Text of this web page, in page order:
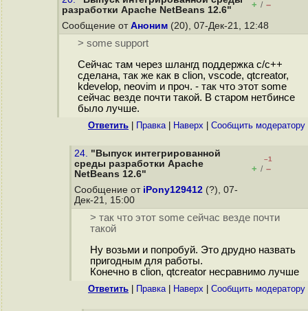
разработки Apache NetBeans 12.6"
+ / –
Сообщение от Аноним (20), 07-Дек-21, 12:48
> some support
Сейчас там через шлангд поддержка с/с++
сделана, так же как в clion, vscode, qtcreator,
kdevelop, neovim и проч. - так что этот some
сейчас везде почти такой. В старом нетбинсе
было лучше.
Ответить Правка| Наверх Cообщить модератору
24. "Выпуск интегрированной
среды разработки Apache
NetBeans 12.6"
–1
+ / –
Сообщение от iPony129412 (?), 07-
Дек-21, 15:00
> так что этот some сейчас везде почти
такой
Ну возьми и попробуй. Это друдно назвать
пригодным для работы.
Конечно в clion, qtcreator несравнимо лучше
Ответить Правка| Наверх Cообщить модератору